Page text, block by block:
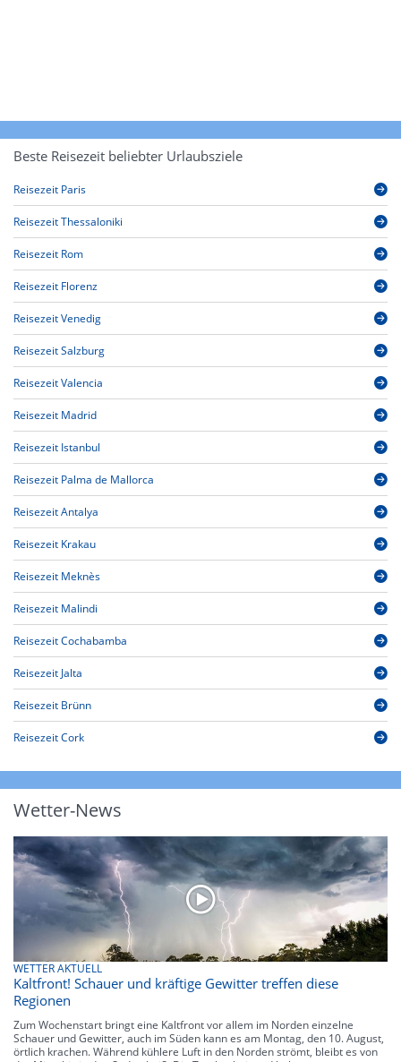
Beste Reisezeit beliebter Urlaubsziele
Reisezeit Paris
Reisezeit Thessaloniki
Reisezeit Rom
Reisezeit Florenz
Reisezeit Venedig
Reisezeit Salzburg
Reisezeit Valencia
Reisezeit Madrid
Reisezeit Istanbul
Reisezeit Palma de Mallorca
Reisezeit Antalya
Reisezeit Krakau
Reisezeit Meknès
Reisezeit Malindi
Reisezeit Cochabamba
Reisezeit Jalta
Reisezeit Brünn
Reisezeit Cork
Wetter-News
WETTER AKTUELL
Kaltfront! Schauer und kräftige Gewitter treffen diese
Regionen
Zum Wochenstart bringt eine Kaltfront vor allem im Norden einzelne
Schauer und Gewitter, auch im Süden kann es am Montag, den 10. August,
örtlich krachen. Während kühlere Luft in den Norden strömt, bleibt es von